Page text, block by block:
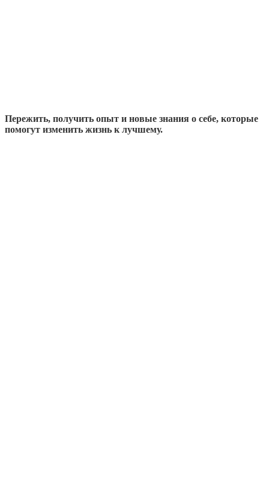
Пережить, получить опыт и новые знания о себе, которые
помогут изменить жизнь к лучшему.